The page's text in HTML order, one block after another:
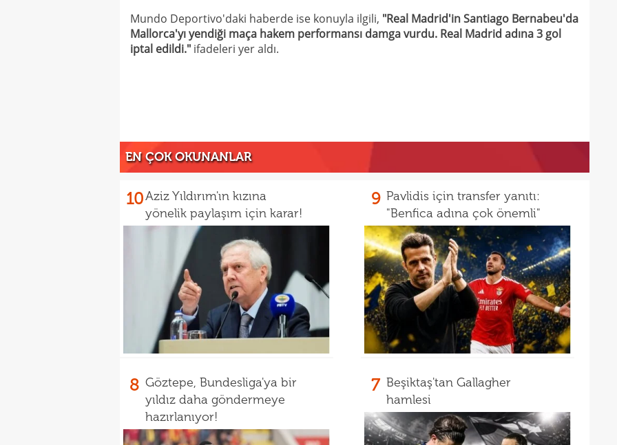
Mundo Deportivo'daki haberde ise konuyla ilgili, "Real Madrid'in Santiago Bernabeu'da
Mallorca'yı yendiği maça hakem performansı damga vurdu. Real Madrid adına 3 gol
iptal edildi." ifadeleri yer aldı.
EN ÇOK OKUNANLAR
10Aziz Yıldırım'ın kızına
yönelik paylaşım için karar!
9 Pavlidis için transfer yanıtı:
"Benfica adına çok önemli"
8 Göztepe, Bundesliga'ya bir
yıldız daha göndermeye
hazırlanıyor!
7 Beşiktaş'tan Gallagher
hamlesi